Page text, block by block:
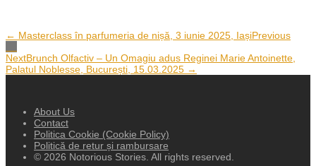
← Masterclass în parfumeria de nișă, 3 iunie 2025, IașiPrevious
NextBrunch Olfactiv – Un Omagiu adus Reginei Marie Antoinette,
Palatul Noblesse, București, 15.03.2025 →
About Us
Contact
Politica Cookie (Cookie Policy)
Politică de retur și rambursare
© 2026 Notorious Stories. All rights reserved.